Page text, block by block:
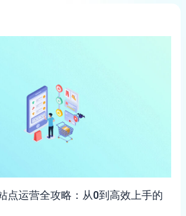
点运营全攻略：从0到高效上手的